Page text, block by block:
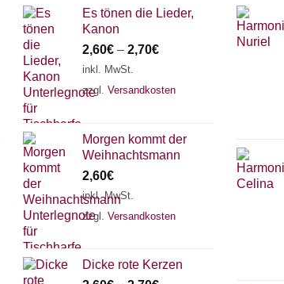
werden
Es tönen die Lieder,
Kanon
2,60€ – 2,70€
inkl. MwSt.
zzgl. Versandkosten
Morgen kommt der
Weihnachtsmann
2,60€
inkl. MwSt.
zzgl. Versandkosten
Dicke rote Kerzen